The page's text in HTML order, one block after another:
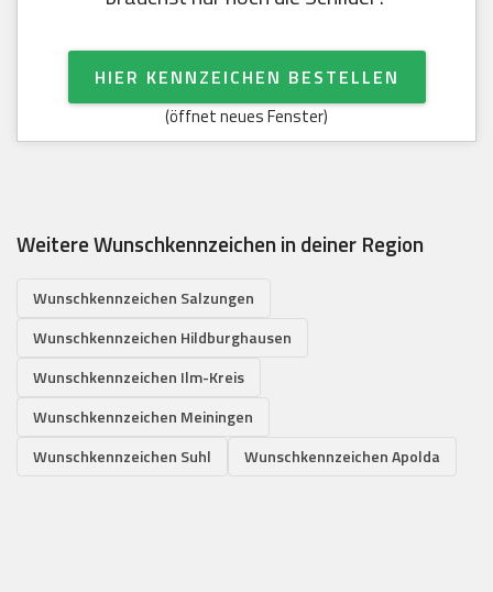
HIER KENNZEICHEN BESTELLEN
(öffnet neues Fenster)
Weitere Wunschkennzeichen in deiner Region
Wunschkennzeichen Salzungen
Wunschkennzeichen Hildburghausen
Wunschkennzeichen Ilm-Kreis
Wunschkennzeichen Meiningen
Wunschkennzeichen Suhl
Wunschkennzeichen Apolda